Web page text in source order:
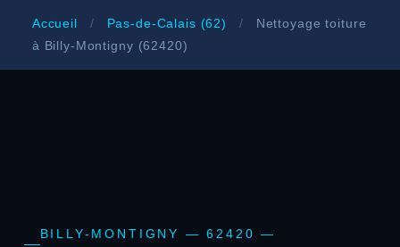
Accueil / Pas-de-Calais (62) /
Nettoyage toiture
à Billy-Montigny (62420)
BILLY-MONTIGNY — 62420 —